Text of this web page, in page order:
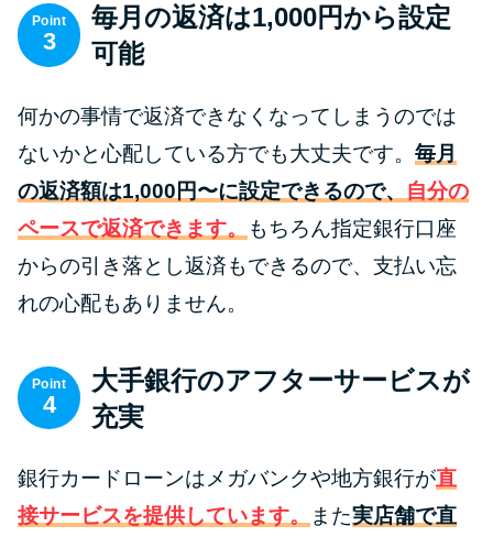
家賃払えないが強制退去は避け
街金とは？絶対審査通る？借金
に悩む人へ街金をおすすめしな
い理由
質屋でお金を借りるには？年利
やシステムをカードローンと比
未成年でもお金を借りられる？
学生がお金を借りる方法は？親
Point
3
毎月の返済は1,000円から設定
可能
何かの事情で返済できなくなってしまうのでは
ないかと心配している方でも大丈夫です。 毎月
の返済額は1,000円〜に設定できるので、 自分の
ペースで返済できます。
もちろん指定銀行口座
からの引き落とし返済もできるので、支払い忘
れの心配もありません。
Point
4
大手銀行のアフターサービスが
充実
銀行カードローンはメガバンクや地方銀行が直
接サービスを提供しています。
また実店舗で直